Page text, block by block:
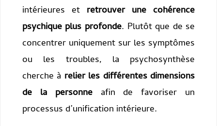
intérieures et retrouver une cohérence
psychique plus profonde. Plutôt que de se
concentrer uniquement sur les symptômes
ou les troubles, la psychosynthèse
cherche à relier les différentes dimensions
de la personneafin de favoriser un
processus d’unification intérieure.